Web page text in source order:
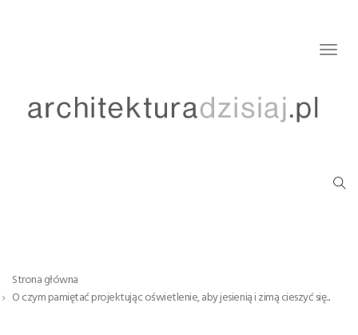
Strona główna
O czym pamiętać projektując oświetlenie, aby jesienią i zimą cieszyć się...